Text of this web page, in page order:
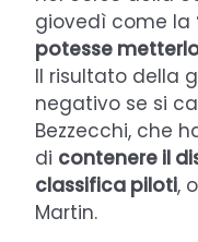
giovedì come la
potesse
Il risultato della
negativo se si
Bezzecchi, che
di contenere il
classifica piloti,
Martin.